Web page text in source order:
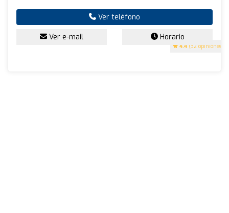
4.4 (32 opiniones)
Ver teléfono
Ver e-mail Horario